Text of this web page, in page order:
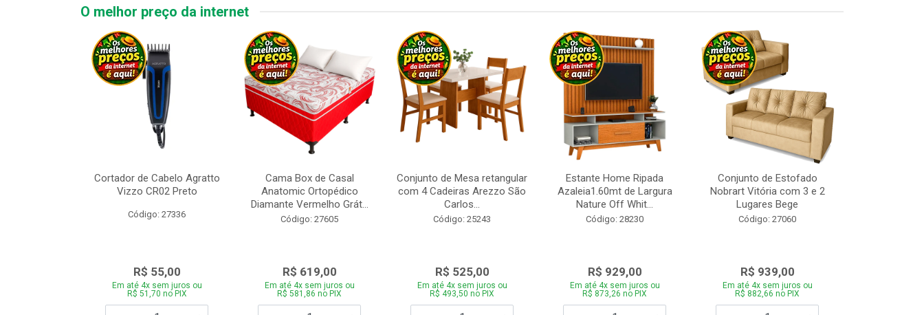
O melhor preço da internet
Cortador de Cabelo Agratto
Vizzo CR02 Preto
Código: 27336
R$ 55,00
Em até 4x sem juros ou
R$ 51,70 no PIX
Cama Box de Casal
Anatomic Ortopédico
Diamante Vermelho Grát...
Código: 27605
R$ 619,00
Em até 4x sem juros ou
R$ 581,86 no PIX
Conjunto de Mesa retangular
com 4 Cadeiras Arezzo São
Carlos...
Código: 25243
R$ 525,00
Em até 4x sem juros ou
R$ 493,50 no PIX
Estante Home Ripada
Azaleia1.60mt de Largura
Nature Off Whit...
Código: 28230
R$ 929,00
Em até 4x sem juros ou
R$ 873,26 no PIX
Conjunto de Estofado
Nobrart Vitória com 3 e 2
Lugares Bege
Código: 27060
R$ 939,00
Em até 4x sem juros ou
R$ 882,66 no PIX